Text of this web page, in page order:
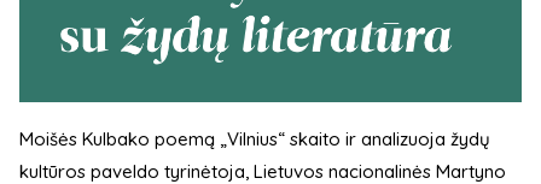
Moišės Kulbako poemą „Vilnius“ skaito ir analizuoja žydų
kultūros paveldo tyrinėtoja, Lietuvos nacionalinės Martyno